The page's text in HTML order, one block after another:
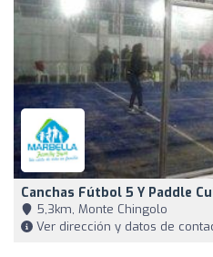
Canchas Fútbol 5 Y Paddle
5,3km, Monte Chingolo
Ver dirección y datos de